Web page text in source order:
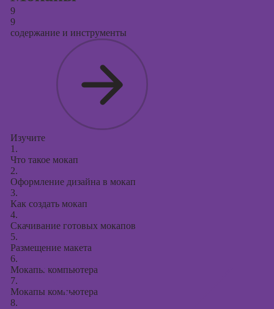
9
9
содержание и инструменты
Изучите
1.
Что такое мокап
2.
Оформление дизайна в мокап
3.
Как создать мокап
4.
Скачивание готовых мокапов
5.
Размещение макета
6.
Мокапы компьютера
7.
Мокапы компьютера
8.